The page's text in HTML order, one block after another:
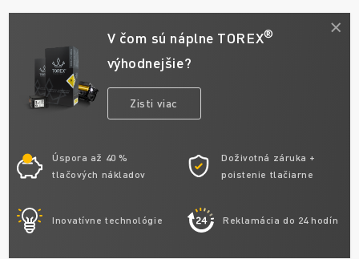
V čom sú náplne TOREX®
výhodnejšie?
Zisti viac
Úspora až 40 %
tlačových nákladov
Doživotná záruka +
poistenie tlačiarne
Inovatívne technológie Reklamácia do 24 hodín